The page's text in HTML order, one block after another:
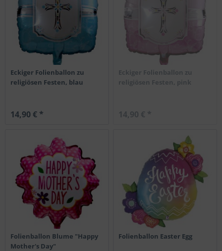
Eckiger Folienballon zu
religiösen Festen, blau
14,90 € *
Eckiger Folienballon zu
religiösen Festen, pink
14,90 € *
Folienballon Blume "Happy
Mother's Day"
Folienballon Easter Egg